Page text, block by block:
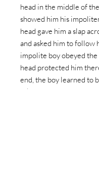
head in the middle of
showed him his
head gave him a slap
and asked him to follow
impolite boy obeyed the
head protected him
end, the boy learned to
asked his family for their